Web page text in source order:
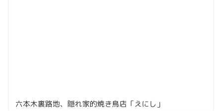
六本木裏路地、隠れ家的焼き鳥店「えにし」